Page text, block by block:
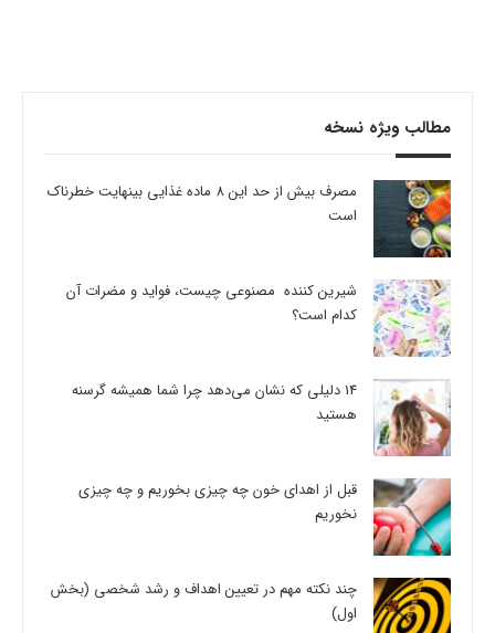
مطالب ویژه نسخه
مصرف بیش از حد این 8 ماده غذایی بینهایت خطرناک
است
شیرین کننده مصنوعی چیست، فواید و مضرات آن
کدام است؟
14 دلیلی که نشان می‌دهد چرا شما همیشه گرسنه
هستید
قبل از اهدای خون چه چیزی بخوریم و چه چیزی
نخوریم
چند نکته مهم در تعیین اهداف و رشد شخصی (بخش
اول)